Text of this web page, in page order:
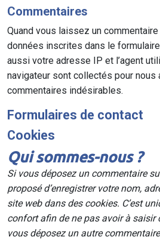
Commentaires
Quand vous laissez un
données inscrites dans le
aussi votre adresse IP et l’agent
navigateur sont collectés pour nous
commentaires indésirables.
Formulaires de contact
Cookies
Qui sommes-nous ?
Si vous déposez un commentaire
proposé d’enregistrer votre nom,
site web dans des cookies. C’est
confort afin de ne pas avoir à saisir
vous déposez un autre